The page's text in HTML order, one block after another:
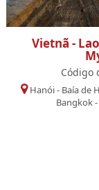
Vietnã -
Código
Hanói- Baía de
Bangkok-